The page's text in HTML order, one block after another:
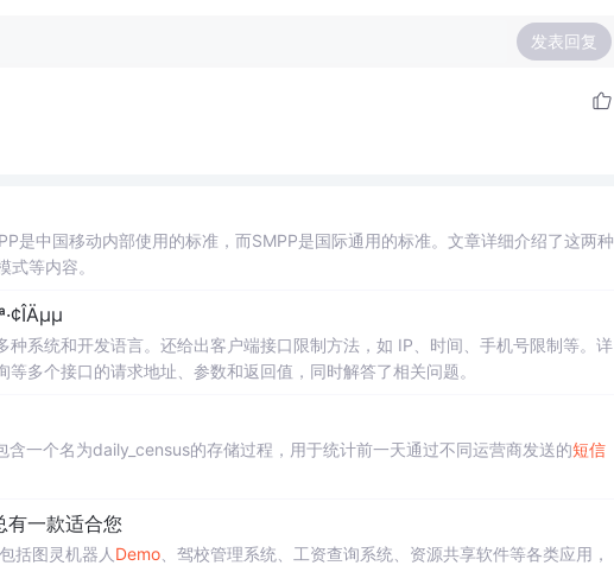
发表回复
是中国移动内部使用的标准，而SMPP是国际通用的标准。文章详细介绍了这两种
等内容。
种系统和开发语言。还给出客户端接口限制方法，如 IP、时间、手机号限制等。详
多个接口的请求地址、参数和返回值，同时解答了相关问题。
一个名为daily_census的存储过程，用于统计前一天通过不同运营商发送的短信
一款适合您
括图灵机器人 Demo、驾校管理系统、工资查询系统、资源共享软件等各类应用，